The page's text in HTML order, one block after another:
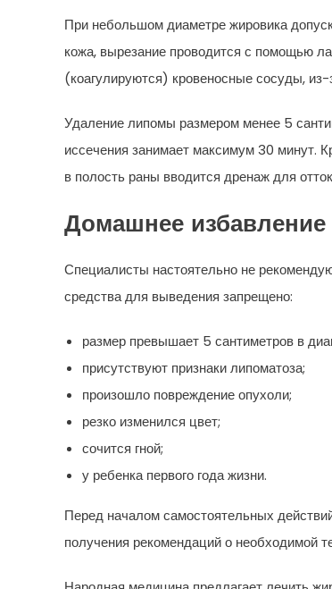
При небольшом диаметре жировика
кожа, вырезание проводится с помощью
(коагулируются) кровеносные сосуды, из-
Удаление липомы размером менее 5
иссечения занимает максимум 30 минут.
в полость раны вводится дренаж для
Домашнее избавление
Специалисты настоятельно не
средства для выведения запрещено:
размер превышает 5 сантиметров в
присутствуют признаки липоматоза;
произошло повреждение опухоли;
резко изменился цвет;
сочится гной;
у ребенка первого года жизни.
Перед началом самостоятельных
получения рекомендаций о необходимой